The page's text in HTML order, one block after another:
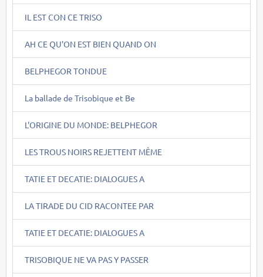
IL EST CON CE TRISO
AH CE QU'ON EST BIEN QUAND ON
BELPHEGOR TONDUE
La ballade de Trisobique et Be
L'ORIGINE DU MONDE: BELPHEGOR
LES TROUS NOIRS REJETTENT MÊME
TATIE ET DECATIE: DIALOGUES A
LA TIRADE DU CID RACONTEE PAR
TATIE ET DECATIE: DIALOGUES A
TRISOBIQUE NE VA PAS Y PASSER